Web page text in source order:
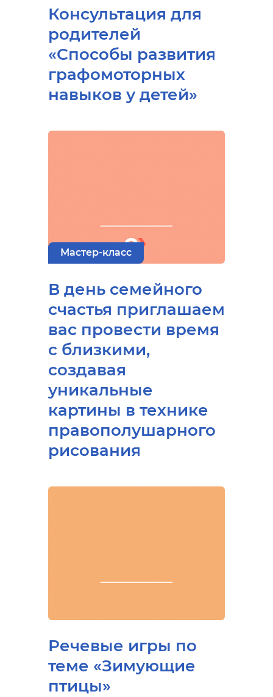
Консультация для
родителей
«Способы развития
графомоторных
навыков у детей»
Мастер-класс
В день семейного
счастья приглашаем
вас провести время
с близкими,
создавая
уникальные
картины в технике
правополушарного
рисования
Речевые игры по
теме «Зимующие
птицы»